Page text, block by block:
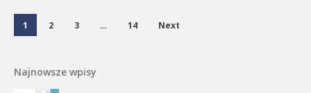
1 2 3 … 14 Next
Najnowsze wpisy